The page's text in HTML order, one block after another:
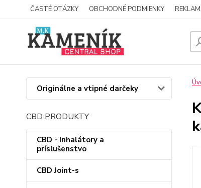
ČASTÉ OTÁZKY OBCHODNÉ PODMIENKY
Originálne a vtipné darčeky
CBD PRODUKTY
CBD - Inhalátory a
príslušenstvo
CBD Joint-s